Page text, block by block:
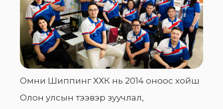
Омни Шиппинг ХХК нь 2014 оноос хойш
Олон улсын тээвэр зуучлал,